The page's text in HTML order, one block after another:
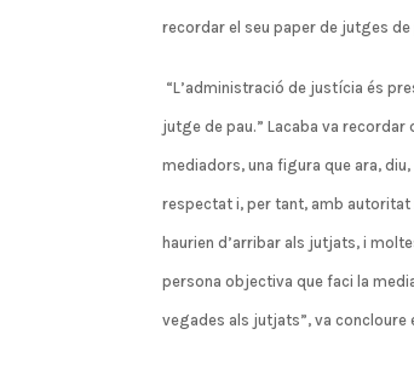
recordar el seu paper de jutges
“L’administració de justícia és
jutge de pau.” Lacaba va
mediadors, una figura que ara,
respectat i, per tant, amb autoritat
haurien d’arribar als jutjats, i
persona objectiva que faci la
vegades als jutjats”, va concloure